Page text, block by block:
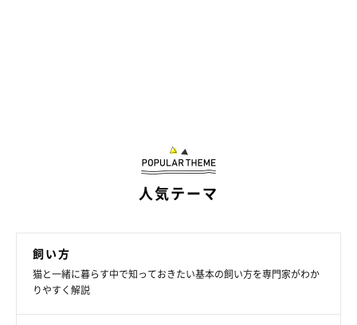
結局、避妊手術は受けたほうがいいの？
人気テーマ
飼い方
猫と一緒に暮らす中で知っておきたい基本の飼い方を専門家がわか
りやすく解説